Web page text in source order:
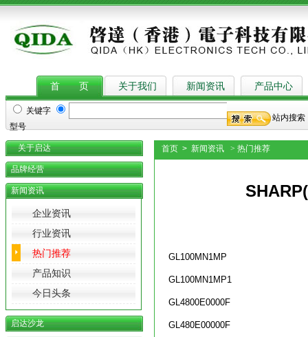
European Commission said here on, tattoo needles suppliesTattoo Supplies,
首 页 关于我们 新闻资讯 产品中心
关键字
型号
站内搜索
关于启达
品牌经营
新闻资讯
企业资讯
行业资讯
热门推荐
产品知识
今日头条
启达沙龙
首页 > 新闻资讯 > 热门推荐
GL100MN1MP
GL100MN1MP1
GL4800E0000F
GL480E00000F